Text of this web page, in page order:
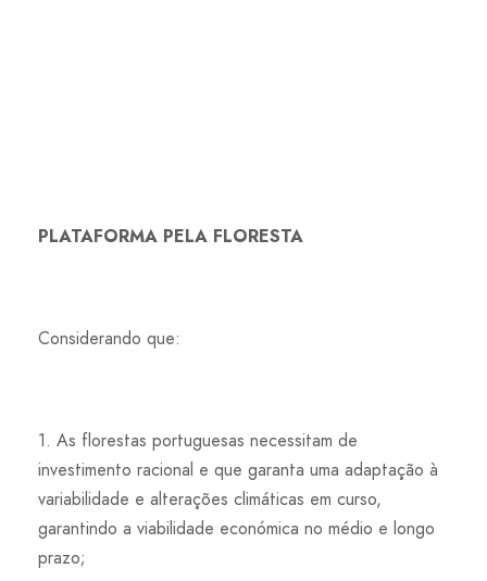
PLATAFORMA PELA FLORESTA
Considerando que:
1. As florestas portuguesas necessitam de
investimento racional e que garanta uma adaptação à
variabilidade e alterações climáticas em curso,
garantindo a viabilidade económica no médio e longo
prazo;